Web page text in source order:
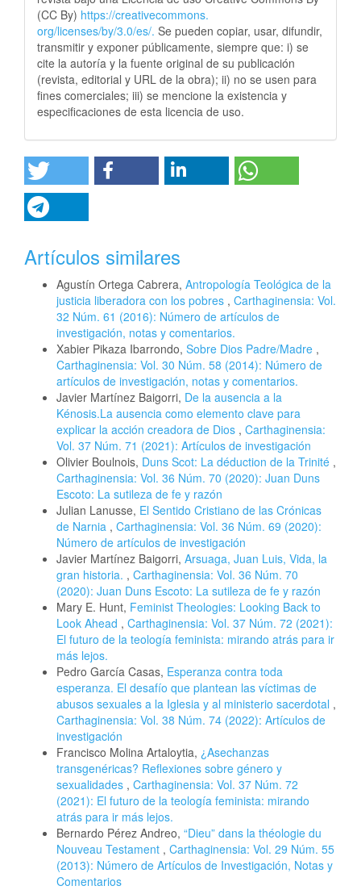
(CC By) https://creativecommons.
org/licenses/by/3.0/es/. Se pueden copiar, usar, difundir,
transmitir y exponer públicamente, siempre que: i) se
cite la autoría y la fuente original de su publicación
(revista, editorial y URL de la obra); ii) no se usen para
fines comerciales; iii) se mencione la existencia y
especificaciones de esta licencia de uso.
Artículos similares
Agustín Ortega Cabrera, Antropología Teológica de la
justicia liberadora con los pobres , Carthaginensia: Vol.
32 Núm. 61 (2016): Número de artículos de
investigación, notas y comentarios.
Xabier Pikaza Ibarrondo, Sobre Dios Padre/Madre ,
Carthaginensia: Vol. 30 Núm. 58 (2014): Número de
artículos de investigación, notas y comentarios.
Javier Martínez Baigorri, De la ausencia a la
Kénosis.La ausencia como elemento clave para
explicar la acción creadora de Dios , Carthaginensia:
Vol. 37 Núm. 71 (2021): Artículos de investigación
Olivier Boulnois, Duns Scot: La déduction de la Trinité ,
Carthaginensia: Vol. 36 Núm. 70 (2020): Juan Duns
Escoto: La sutileza de fe y razón
Julian Lanusse, El Sentido Cristiano de las Crónicas
de Narnia , Carthaginensia: Vol. 36 Núm. 69 (2020):
Número de artículos de investigación
Javier Martínez Baigorri, Arsuaga, Juan Luis, Vida, la
gran historia. , Carthaginensia: Vol. 36 Núm. 70
(2020): Juan Duns Escoto: La sutileza de fe y razón
Mary E. Hunt, Feminist Theologies: Looking Back to
Look Ahead , Carthaginensia: Vol. 37 Núm. 72 (2021):
El futuro de la teología feminista: mirando atrás para ir
más lejos.
Pedro García Casas, Esperanza contra toda
esperanza. El desafío que plantean las víctimas de
abusos sexuales a la Iglesia y al ministerio sacerdotal ,
Carthaginensia: Vol. 38 Núm. 74 (2022): Artículos de
investigación
Francisco Molina Artaloytia, ¿Asechanzas
transgenéricas? Reflexiones sobre género y
sexualidades , Carthaginensia: Vol. 37 Núm. 72
(2021): El futuro de la teología feminista: mirando
atrás para ir más lejos.
Bernardo Pérez Andreo, “Dieu” dans la théologie du
Nouveau Testament , Carthaginensia: Vol. 29 Núm. 55
(2013): Número de Artículos de Investigación, Notas y
Comentarios